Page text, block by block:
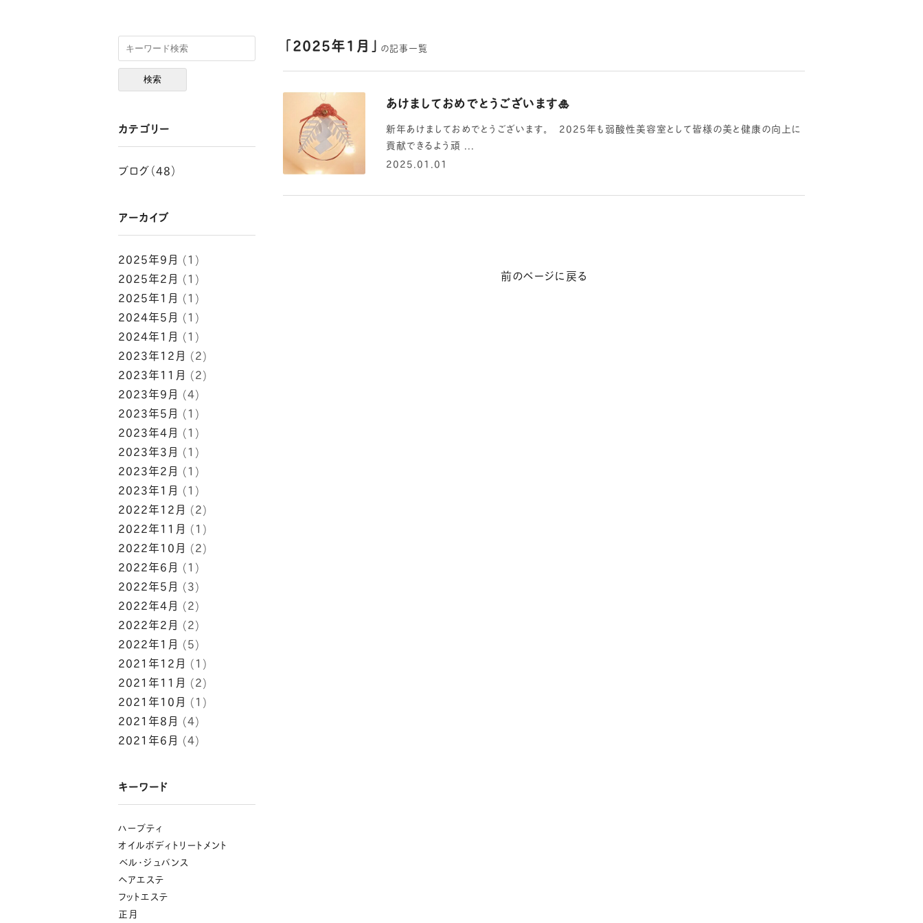
カテゴリー
ブログ（48）
アーカイブ
2025年9月 (1)
2025年2月 (1)
2025年1月 (1)
2024年5月 (1)
2024年1月 (1)
2023年12月 (2)
2023年11月 (2)
2023年9月 (4)
2023年5月 (1)
2023年4月 (1)
2023年3月 (1)
2023年2月 (1)
2023年1月 (1)
2022年12月 (2)
2022年11月 (1)
2022年10月 (2)
2022年6月 (1)
2022年5月 (3)
2022年4月 (2)
2022年2月 (2)
2022年1月 (5)
2021年12月 (1)
2021年11月 (2)
2021年10月 (1)
2021年8月 (4)
2021年6月 (4)
キーワード
ハーブティ
オイルボディトリートメント
⁡ベル･ジュバンス
ヘアエステ
フットエステ
正月
2025年1月 の記事一覧
あけましておめでとうございます🎍
新年あけましておめでとうございます。 2025年も弱酸性美容室として皆様の美と健康の向上に
貢献できるよう頑 ...
2025.01.01
前のページに戻る